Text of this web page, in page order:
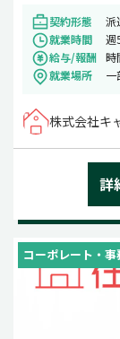
契約形態
派
就業時間
週
給与/報酬 時
就業場所
一
株式会社キ
詳
コーポレート・事